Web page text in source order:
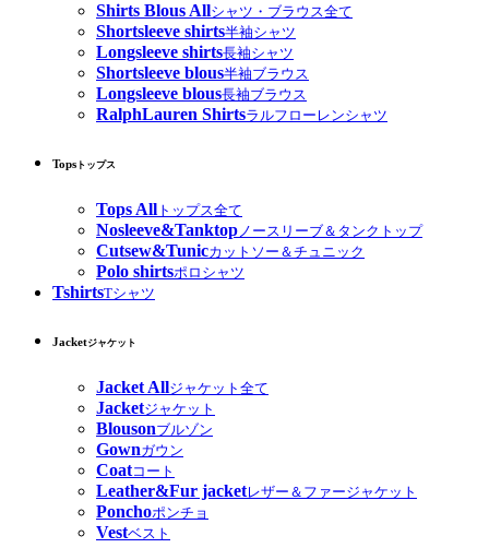
Shirts Blous Allシャツ・ブラウス全て
Shortsleeve shirts半袖シャツ
Longsleeve shirts長袖シャツ
Shortsleeve blous半袖ブラウス
Longsleeve blous長袖ブラウス
RalphLauren Shirtsラルフローレンシャツ
Tops トップス
Tops All トップス全て
Nosleeve&Tanktopノースリーブ＆タンクトップ
Cutsew&Tunicカットソー＆チュニック
Polo shirtsポロシャツ
TshirtsTシャツ
Jacketジャケット
Jacket Allジャケット全て
Jacketジャケット
Blousonブルゾン
Gownガウン
Coatコート
Leather&Fur jacketレザー＆ファージャケット
Ponchoポンチョ
Vestベスト